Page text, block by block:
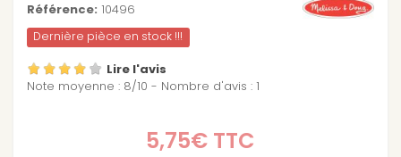
Référence: 10496
Dernière pièce en stock !!!
Lire l'avis
Note moyenne : 8/10 - Nombre d'avis : 1
5,75€ TTC